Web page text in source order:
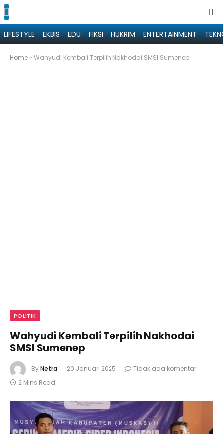
LIFESTYLE EKBIS EDU FIKSI HUKRIM ENTERTAINMENT
Home » Wahyudi Kembali Terpilih Nakhodai SMSI Sumenep
POLITIK
Wahyudi Kembali Terpilih Nakhodai
SMSI Sumenep
ByNetra 20 Januari 2025
Tidak ada komentar
2 Mins Read